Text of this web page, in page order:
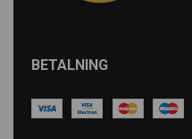
BETALNING